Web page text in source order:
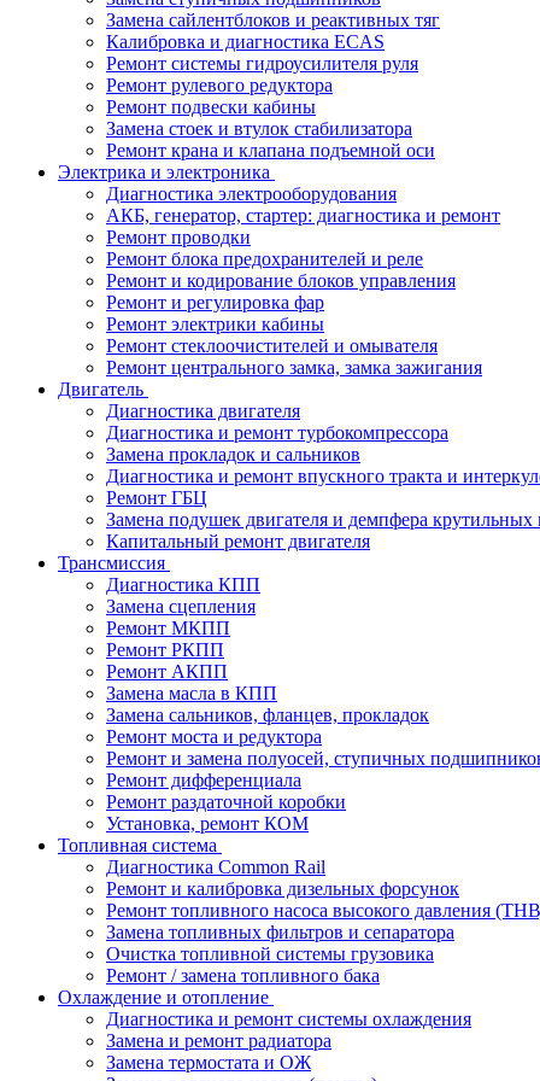
Замена сайлентблоков и реактивных тяг
Калибровка и диагностика ECAS
Ремонт системы гидроусилителя руля
Ремонт рулевого редуктора
Ремонт подвески кабины
Замена стоек и втулок стабилизатора
Ремонт крана и клапана подъемной оси
Электрика и электроника
Диагностика электрооборудования
АКБ, генератор, стартер: диагностика и ремонт
Ремонт проводки
Ремонт блока предохранителей и реле
Ремонт и кодирование блоков управления
Ремонт и регулировка фар
Ремонт электрики кабины
Ремонт стеклоочистителей и омывателя
Ремонт центрального замка, замка зажигания
Двигатель
Диагностика двигателя
Диагностика и ремонт турбокомпрессора
Замена прокладок и сальников
Диагностика и ремонт впускного тракта и
Ремонт ГБЦ
Замена подушек двигателя и демпфера крутильных
Капитальный ремонт двигателя
Трансмиссия
Диагностика КПП
Замена сцепления
Ремонт МКПП
Ремонт РКПП
Ремонт АКПП
Замена масла в КПП
Замена сальников, фланцев, прокладок
Ремонт моста и редуктора
Ремонт и замена полуосей, ступичных
Ремонт дифференциала
Ремонт раздаточной коробки
Установка, ремонт КОМ
Топливная система
Диагностика Common Rail
Ремонт и калибровка дизельных форсунок
Ремонт топливного насоса высокого давления
Замена топливных фильтров и сепаратора
Очистка топливной системы грузовика
Ремонт / замена топливного бака
Охлаждение и отопление
Диагностика и ремонт системы охлаждения
Замена и ремонт радиатора
Замена термостата и ОЖ